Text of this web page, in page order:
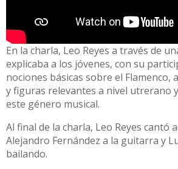
En la charla, Leo Reyes a través de
explicaba a los jóvenes, con su
nociones básicas sobre el Flamenco,
y figuras relevantes a nivel utrerano
este género musical.
Al final de la charla, Leo Reyes cantó
Alejandro Fernández a la guitarra y
bailando.